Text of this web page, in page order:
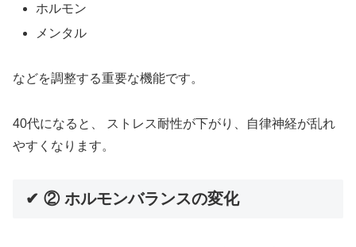
ホルモン
メンタル
などを調整する重要な機能です。
40代になると、 ストレス耐性が下がり、自律神経が乱れ
やすくなります。
✔ ② ホルモンバランスの変化